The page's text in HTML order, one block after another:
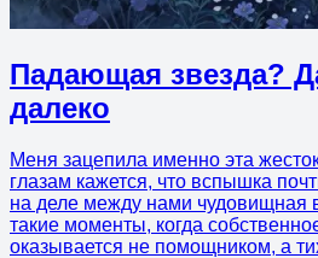
Падающая звезда?
далеко
Меня зацепила именно эта
глазам кажется, что вспышка
на деле между нами чудовищная
такие моменты, когда
оказывается не помощником, а